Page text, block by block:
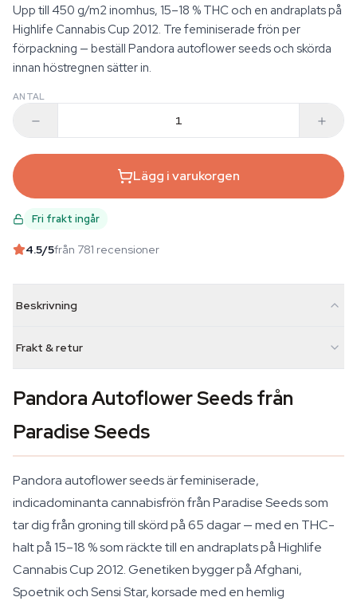
Upp till 450 g/m2 inomhus, 15–18 % THC och en andraplats på
Highlife Cannabis Cup 2012. Tre feminiserade frön per
förpackning — beställ Pandora autoflower seeds och skörda
innan höstregnen sätter in.
ANTAL
Lägg i varukorgen
Fri frakt ingår
4.5/5från 781 recensioner
Beskrivning
Frakt & retur
Pandora Autoflower Seeds från
Paradise Seeds
Pandora autoflower seeds är feminiserade,
indicadominanta cannabisfrön från Paradise Seeds som
tar dig från groning till skörd på 65 dagar — med en THC-
halt på 15–18 % som räckte till en andraplats på Highlife
Cannabis Cup 2012. Genetiken bygger på Afghani,
Spoetnik och Sensi Star, korsade med en hemlig